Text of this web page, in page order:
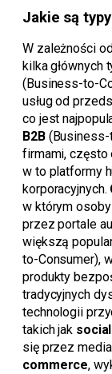
Jakie są
W zależności
kilka głównych
(Business-to-
usług od
co jest
B2B(Business-
firmami, często
w to platformy
korporacyjnych.
w którym
przez portale
większą
to-Consumer),
produkty
tradycyjnych
technologii
takich jak
się przez
commerce,